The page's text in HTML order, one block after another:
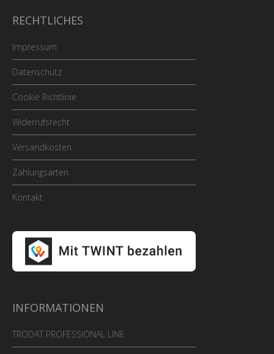
RECHTLICHES
Impressum
Datenschutz
Cookie Richtlinie
Widerrufsrecht
Versandkosten
Zahlungsarten
Kontakt
INFORMATIONEN
TRODAT PROFESSIONAL LINE